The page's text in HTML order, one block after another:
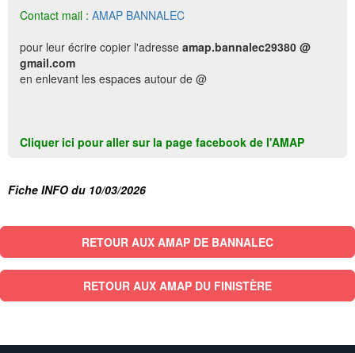
Contact mail : AMAP BANNALEC
pour leur écrire copier l'adresse amap.bannalec29380 @
gmail.com
en enlevant les espaces autour de @
Cliquer ici pour aller sur la page facebook de l'AMAP
Fiche INFO du 10/03/2026
RETOUR AUX AMAP DE BANNALEC
RETOUR AUX AMAP DU FINISTÈRE